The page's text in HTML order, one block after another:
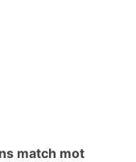
match mot